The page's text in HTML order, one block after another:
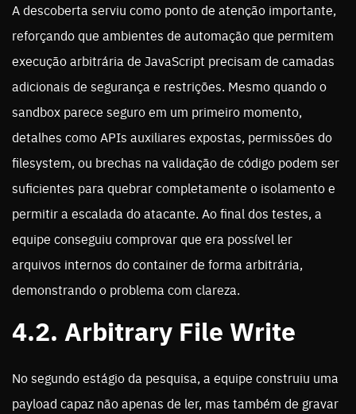
A descoberta serviu como ponto de atenção importante,
reforçando que ambientes de automação que permitem
execução arbitrária de JavaScript precisam de camadas
adicionais de segurança e restrições. Mesmo quando o
sandbox parece seguro em um primeiro momento,
detalhes como APIs auxiliares expostas, permissões do
filesystem, ou brechas na validação de código podem ser
suficientes para quebrar completamente o isolamento e
permitir a escalada do atacante. Ao final dos testes, a
equipe conseguiu comprovar que era possível ler
arquivos internos do container de forma arbitrária,
demonstrando o problema com clareza.
4.2. Arbitrary File Write
No segundo estágio da pesquisa, a equipe construiu uma
payload capaz não apenas de ler, mas também de gravar